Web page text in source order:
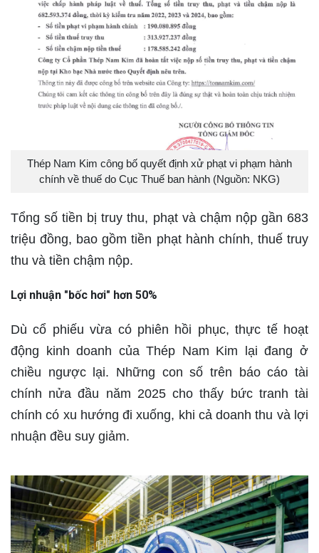
Thép Nam Kim công bố quyết định xử phạt vi phạm hành
chính về thuế do Cục Thuế ban hành (Nguồn: NKG)
Tổng số tiền bị truy thu, phạt và chậm nộp gần 683
triệu đồng, bao gồm tiền phạt hành chính, thuế truy
thu và tiền chậm nộp.
Lợi nhuận "bốc hơi" hơn 50%
Dù cổ phiếu vừa có phiên hồi phục, thực tế hoạt
động kinh doanh của Thép Nam Kim lại đang ở
chiều ngược lại. Những con số trên báo cáo tài
chính nửa đầu năm 2025 cho thấy bức tranh tài
chính có xu hướng đi xuống, khi cả doanh thu và lợi
nhuận đều suy giảm.